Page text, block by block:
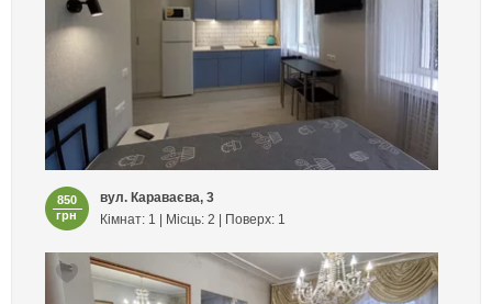
850
грн
вул. Караваєва, 3
Кімнат: 1 | Місць: 2 | Поверх: 1